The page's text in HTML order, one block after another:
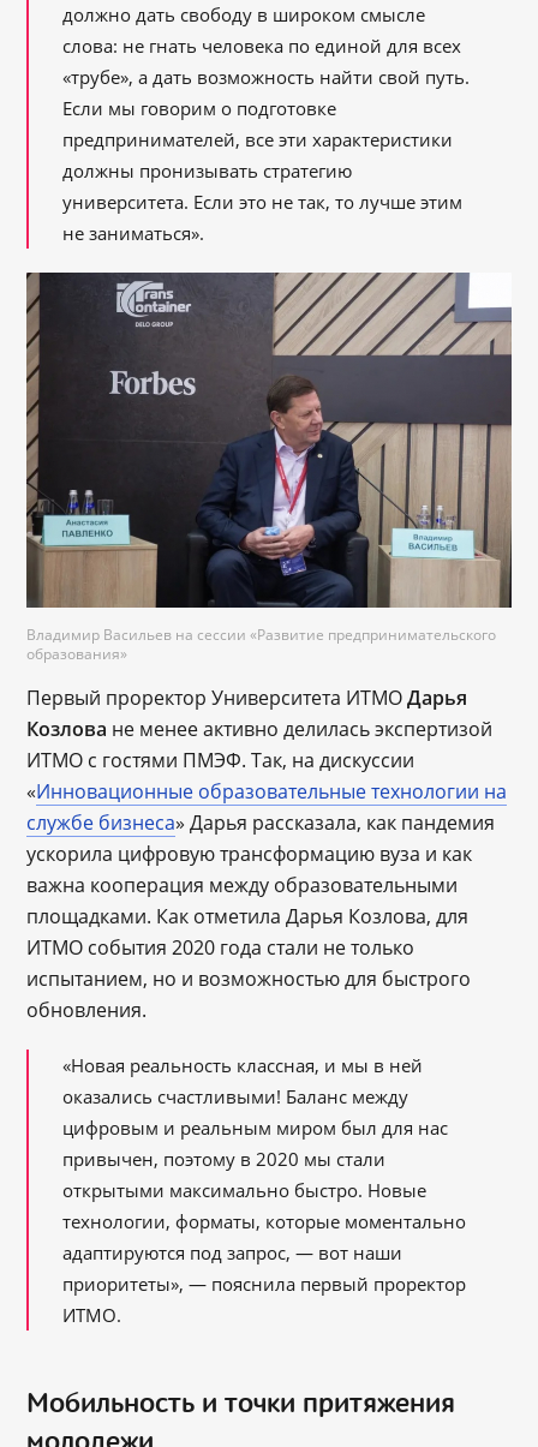
должно дать свободу в широком смысле
слова: не гнать человека по единой для всех
«трубе», а дать возможность найти свой путь.
Если мы говорим о подготовке
предпринимателей, все эти характеристики
должны пронизывать стратегию
университета. Если это не так, то лучше этим
не заниматься».
Владимир Васильев на сессии «Развитие предпринимательского
образования»
Первый проректор Университета ИТМОДарья
Козлова не менее активно делилась экспертизой
ИТМО с гостями ПМЭФ. Так, на дискуссии
«Инновационные образовательные технологии на
службе бизнеса» Дарья рассказала, как пандемия
ускорила цифровую трансформацию вуза и как
важна кооперация между образовательными
площадками. Как отметила Дарья Козлова, для
ИТМО события 2020 года стали не только
испытанием, но и возможностью для быстрого
обновления.
«Новая реальность классная, и мы в ней
оказались счастливыми! Баланс между
цифровым и реальным миром был для нас
привычен, поэтому в 2020 мы стали
открытыми максимально быстро. Новые
технологии, форматы, которые моментально
адаптируются под запрос, — вот наши
приоритеты», — пояснила первый проректор
ИТМО.
Мобильность и точки притяжения